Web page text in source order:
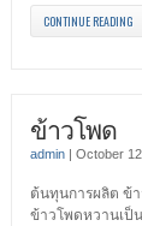
CONTINUE READING
ข้าวโพด
admin| October
ต้นทุนการผลิต ข้
ข้าวโพดหวานเป็